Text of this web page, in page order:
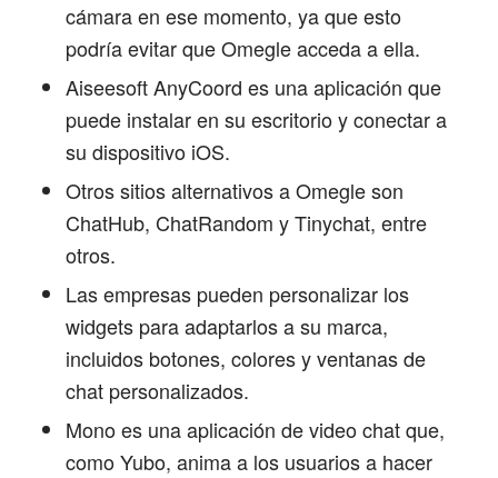
cámara en ese momento, ya que esto
podría evitar que Omegle acceda a ella.
Aiseesoft AnyCoord es una aplicación que
puede instalar en su escritorio y conectar a
su dispositivo iOS.
Otros sitios alternativos a Omegle son
ChatHub, ChatRandom y Tinychat, entre
otros.
Las empresas pueden personalizar los
widgets para adaptarlos a su marca,
incluidos botones, colores y ventanas de
chat personalizados.
Mono es una aplicación de video chat que,
como Yubo, anima a los usuarios a hacer